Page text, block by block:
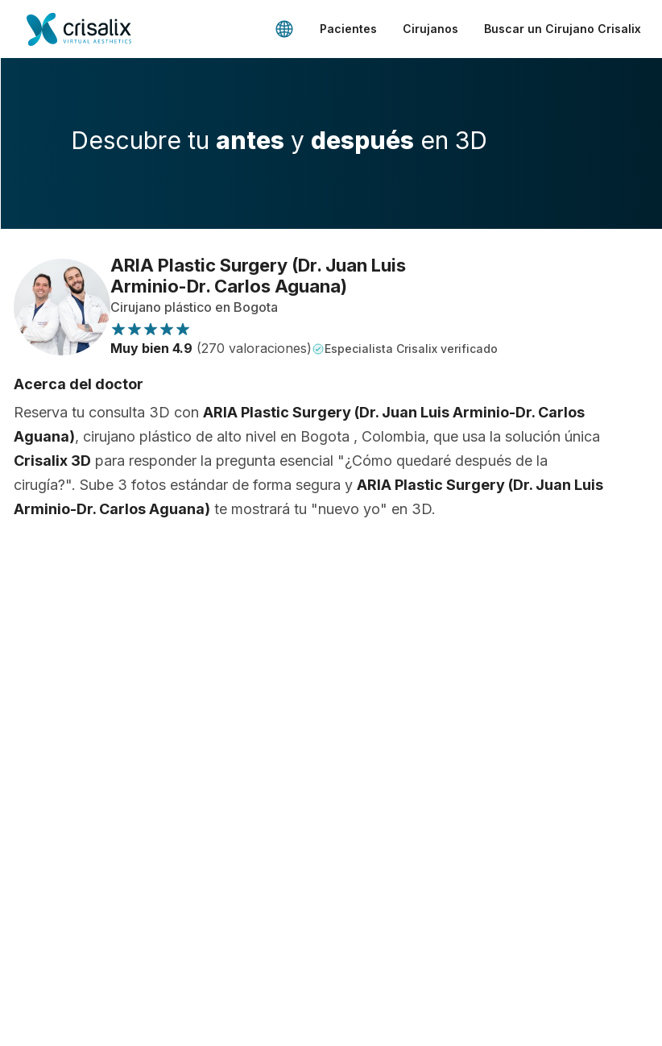
Pacientes Cirujanos Buscar un Cirujano Crisalix
Descubre tu antes y después en 3D
ARIA Plastic Surgery (Dr. Juan Luis
Arminio-Dr. Carlos Aguana)
Cirujano plástico en Bogota
Muy bien 4.9 (270 valoraciones) Especialista Crisalix verificado
Acerca del doctor
Reserva tu consulta 3D con ARIA Plastic Surgery (Dr. Juan Luis Arminio-Dr. Carlos
Aguana), cirujano plástico de alto nivel en Bogota , Colombia, que usa la solución única
Crisalix 3D para responder la pregunta esencial "¿Cómo quedaré después de la
cirugía?". Sube 3 fotos estándar de forma segura y ARIA Plastic Surgery (Dr. Juan Luis
Arminio-Dr. Carlos Aguana) te mostrará tu "nuevo yo" en 3D.